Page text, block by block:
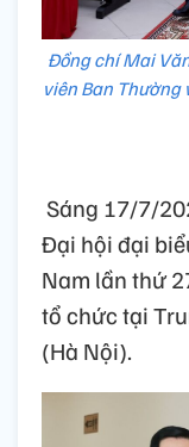
Đồng chí Mai
viên Ban Thường
Sáng 17/7/
Đại hội đại
Nam lần thứ
tổ chức tại
(Hà Nội).